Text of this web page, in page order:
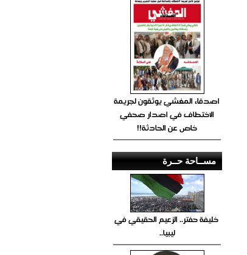
اصدقاء المغشي يوثقون لجريمة
الاختطاف في اصدار صحفي
خاص عن الحادثة!!
مســاحة حــرة
خليفة حفتر.. الزعيم الحقيقي في
ليبيا..